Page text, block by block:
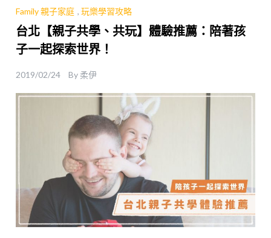
Family 親子家庭 ,玩樂學習攻略
台北【親子共學、共玩】體驗推薦：陪著孩
子一起探索世界！
2019/02/24 By 柔伊